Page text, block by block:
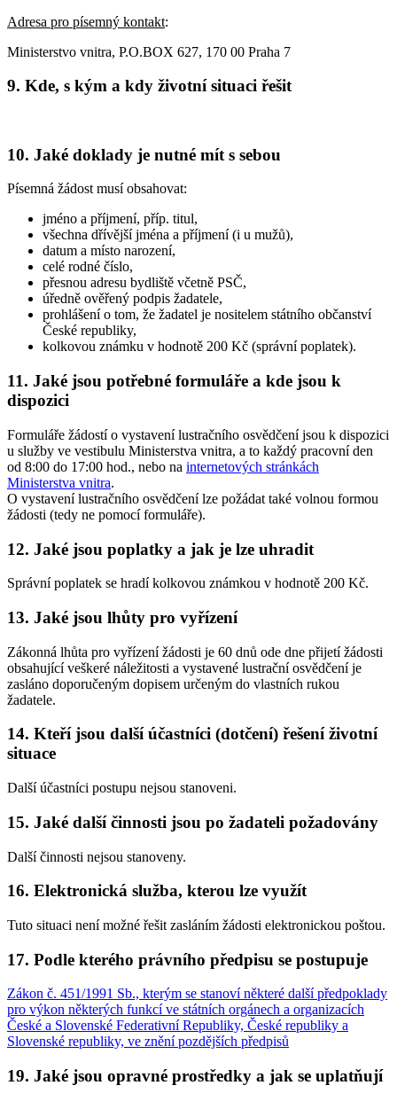
Adresa pro písemný kontakt:
Ministerstvo vnitra, P.O.BOX 627, 170 00 Praha 7
9. Kde, s kým a kdy životní situaci řešit
10. Jaké doklady je nutné mít s sebou
Písemná žádost musí obsahovat:
jméno a příjmení, příp. titul,
všechna dřívější jména a příjmení (i u mužů),
datum a místo narození,
celé rodné číslo,
přesnou adresu bydliště včetně PSČ,
úředně ověřený podpis žadatele,
prohlášení o tom, že žadatel je nositelem státního občanství
České republiky,
kolkovou známku v hodnotě 200 Kč (správní poplatek).
11. Jaké jsou potřebné formuláře a kde jsou k
dispozici
Formuláře žádostí o vystavení lustračního osvědčení jsou k dispozici
u služby ve vestibulu Ministerstva vnitra, a to každý pracovní den
od 8:00 do 17:00 hod., nebo na internetových stránkách
Ministerstva vnitra.
O vystavení lustračního osvědčení lze požádat také volnou formou
žádosti (tedy ne pomocí formuláře).
12. Jaké jsou poplatky a jak je lze uhradit
Správní poplatek se hradí kolkovou známkou v hodnotě 200 Kč.
13. Jaké jsou lhůty pro vyřízení
Zákonná lhůta pro vyřízení žádosti je 60 dnů ode dne přijetí žádosti
obsahující veškeré náležitosti a vystavené lustrační osvědčení je
zasláno doporučeným dopisem určeným do vlastních rukou
žadatele.
14. Kteří jsou další účastníci (dotčení) řešení životní
situace
Další účastníci postupu nejsou stanoveni.
15. Jaké další činnosti jsou po žadateli požadovány
Další činnosti nejsou stanoveny.
16. Elektronická služba, kterou lze využít
Tuto situaci není možné řešit zasláním žádosti elektronickou poštou.
17. Podle kterého právního předpisu se postupuje
Zákon č. 451/1991 Sb., kterým se stanoví některé další předpoklady
pro výkon některých funkcí ve státních orgánech a organizacích
České a Slovenské Federativní Republiky, České republiky a
Slovenské republiky, ve znění pozdějších předpisů
19. Jaké jsou opravné prostředky a jak se uplatňují